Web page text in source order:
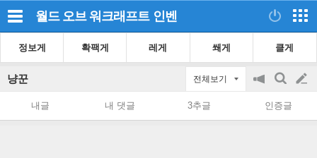
월드 오브 워크래프트 인벤
정보게 확팩게 레게 쐐게 클게
냥꾼 전체보기
공
on/off
검
색
글
쓰
내글 내 댓글 3추글 인증글